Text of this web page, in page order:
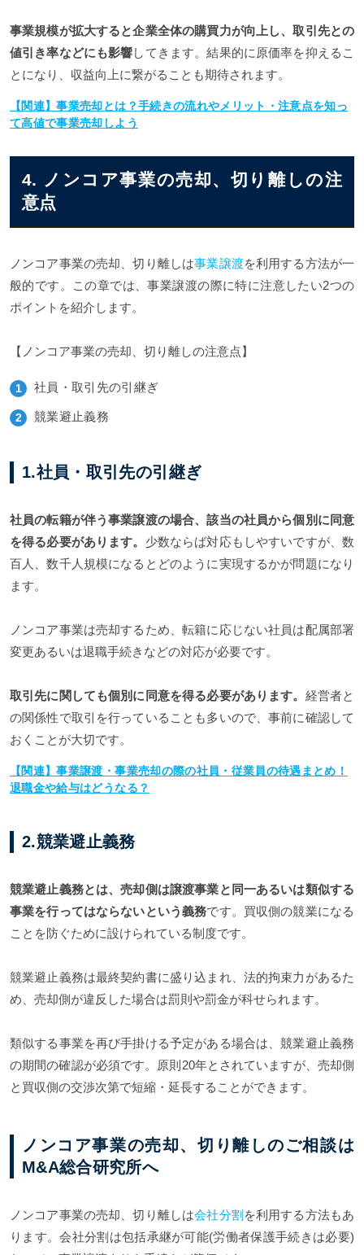
事業規模が拡大すると企業全体の購買力が向上し、取引先との
値引き率などにも影響してきます。結果的に原価率を抑えるこ
とになり、収益向上に繋がることも期待されます。
【関連】事業売却とは？手続きの流れやメリット・注意点を知っ
て高値で事業売却しよう
4. ノンコア事業の売却、切り離しの注
意点
ノンコア事業の売却、切り離しは事業譲渡を利用する方法が一
般的です。この章では、事業譲渡の際に特に注意したい2つの
ポイントを紹介します。
【ノンコア事業の売却、切り離しの注意点】
社員・取引先の引継ぎ
競業避止義務
1.社員・取引先の引継ぎ
社員の転籍が伴う事業譲渡の場合、該当の社員から個別に同意
を得る必要があります。 少数ならば対応もしやすいですが、数
百人、数千人規模になるとどのように実現するかが問題になり
ます。
ノンコア事業は売却するため、転籍に応じない社員は配属部署
変更あるいは退職手続きなどの対応が必要です。
取引先に関しても個別に同意を得る必要があります。 経営者と
の関係性で取引を行っていることも多いので、事前に確認して
おくことが大切です。
【関連】事業譲渡・事業売却の際の社員・従業員の待遇まとめ！
退職金や給与はどうなる？
2.競業避止義務
競業避止義務とは、売却側は譲渡事業と同一あるいは類似する
事業を行ってはならないという義務です。買収側の競業になる
ことを防ぐために設けられている制度です。
競業避止義務は最終契約書に盛り込まれ、法的拘束力があるた
め、売却側が違反した場合は罰則や罰金が科せられます。
類似する事業を再び手掛ける予定がある場合は、競業避止義務
の期間の確認が必須です。原則20年とされていますが、売却側
と買収側の交渉次第で短縮・延長することができます。
ノンコア事業の売却、切り離しのご相談は
M&A総合研究所へ
ノンコア事業の売却、切り離しは会社分割 を利用する方法もあ
ります。会社分割は包括承継が可能(労働者保護手続きは必要)